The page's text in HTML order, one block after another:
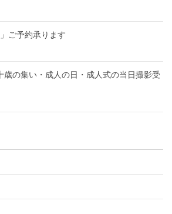
ご予約承ります
の集い・成人の日・成人式の当日撮影受